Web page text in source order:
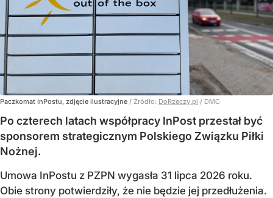
Paczkomat InPostu, zdjęcie ilustracyjne / Źródło: DoRzeczy.pl / DMC
Po czterech latach współpracy InPost przestał być
sponsorem strategicznym Polskiego Związku Piłki
Nożnej.
Umowa InPostu z PZPN wygasła 31 lipca 2026 roku.
Obie strony potwierdziły, że nie będzie jej przedłużenia.